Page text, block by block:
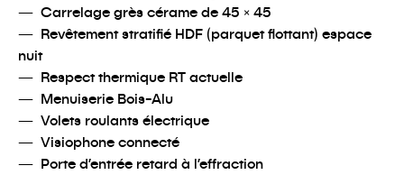
Carrelage grès cérame de 45 × 45
Revêtement stratifié HDF (parquet flottant) espace
nuit
Respect thermique RT actuelle
Menuiserie Bois-Alu
Volets roulants électrique
Visiophone connecté
Porte d’entrée retard à l’effraction